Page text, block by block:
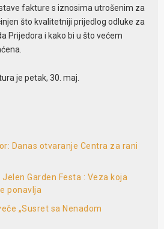
fakture s iznosima utrošenim za
što kvalitetniji prijedlog odluke za
Prijedora i kako bi u što većem
je petak, 30. maj.
Danas otvaranje Centra za rani
Garden Festa : Veza koja
ponavlja
„Susret sa Nenadom